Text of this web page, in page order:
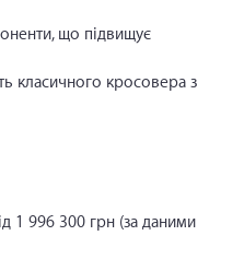
що підвищує
класичного кросовера з
1 996 300 грн (за даними